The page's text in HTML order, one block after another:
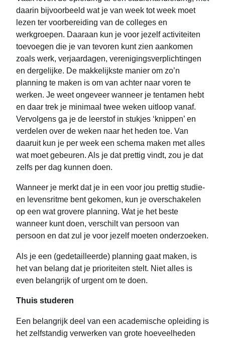
daarin bijvoorbeeld wat je van week tot week moet
lezen ter voorbereiding van de colleges en
werkgroepen. Daaraan kun je voor jezelf activiteiten
toevoegen die je van tevoren kunt zien aankomen
zoals werk, verjaardagen, verenigingsverplichtingen
en dergelijke. De makkelijkste manier om zo’n
planning te maken is om van achter naar voren te
werken. Je weet ongeveer wanneer je tentamen hebt
en daar trek je minimaal twee weken uitloop vanaf.
Vervolgens ga je de leerstof in stukjes ‘knippen’ en
verdelen over de weken naar het heden toe. Van
daaruit kun je per week een schema maken met alles
wat moet gebeuren. Als je dat prettig vindt, zou je dat
zelfs per dag kunnen doen.
Wanneer je merkt dat je in een voor jou prettig studie-
en levensritme bent gekomen, kun je overschakelen
op een wat grovere planning. Wat je het beste
wanneer kunt doen, verschilt van persoon van
persoon en dat zul je voor jezelf moeten onderzoeken.
Als je een (gedetailleerde) planning gaat maken, is
het van belang dat je prioriteiten stelt. Niet alles is
even belangrijk of urgent om te doen.
Thuis studeren
Een belangrijk deel van een academische opleiding is
het zelfstandig verwerken van grote hoeveelheden